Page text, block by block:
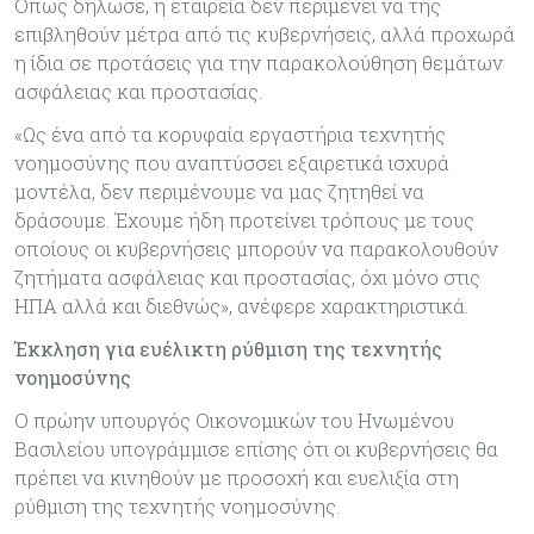
επιβληθούν μέτρα από τις κυβερνήσεις, αλλά προχωρά
η ίδια σε προτάσεις για την παρακολούθηση θεμάτων
ασφάλειας και προστασίας.
«Ως ένα από τα κορυφαία εργαστήρια τεχνητής
νοημοσύνης που αναπτύσσει εξαιρετικά ισχυρά
μοντέλα, δεν περιμένουμε να μας ζητηθεί να
δράσουμε. Έχουμε ήδη προτείνει τρόπους με τους
οποίους οι κυβερνήσεις μπορούν να παρακολουθούν
ζητήματα ασφάλειας και προστασίας, όχι μόνο στις
ΗΠΑ αλλά και διεθνώς», ανέφερε χαρακτηριστικά.
Έκκληση για ευέλικτη ρύθμιση της τεχνητής
νοημοσύνης
Ο πρώην υπουργός Οικονομικών του Ηνωμένου
Βασιλείου υπογράμμισε επίσης ότι οι κυβερνήσεις θα
πρέπει να κινηθούν με προσοχή και ευελιξία στη
ρύθμιση της τεχνητής νοημοσύνης.